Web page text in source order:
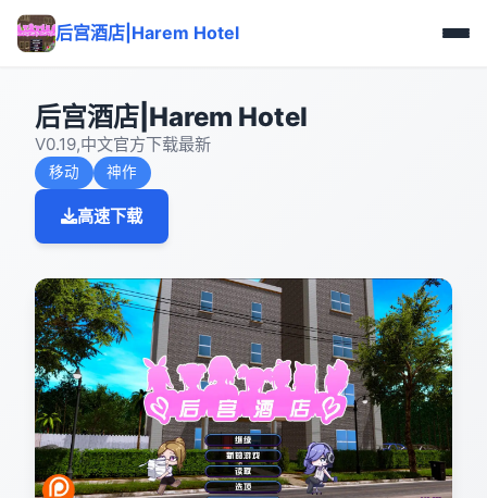
后宫酒店|Harem Hotel
后宫酒店|Harem Hotel
V0.19,中文官方下载最新
移动 神作
高速下载